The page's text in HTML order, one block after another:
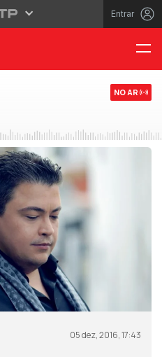
Entrar
NO AR
05 dez, 2016, 17:43